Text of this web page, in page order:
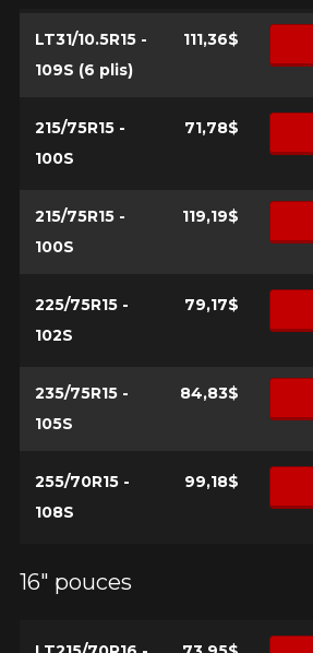
LT31/10.5R15 -
109S (6 plis)
111,36$
215/75R15 -
100S
71,78$
215/75R15 -
100S
119,19$
225/75R15 -
102S
79,17$
235/75R15 -
105S
84,83$
255/70R15 -
108S
99,18$
16" pouces
Courriel
Votre véhicule
Marque
Modèle